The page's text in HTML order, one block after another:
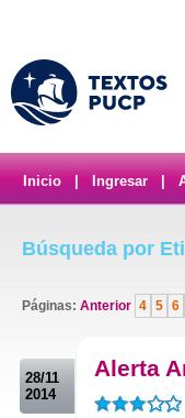
Inicio Ingresar
Búsqueda por
Páginas: Anterior 4 5 6
28/11
2014
Alerta